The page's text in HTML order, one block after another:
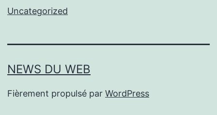
Uncategorized
NEWS DU WEB
Fièrement propulsé par WordPress